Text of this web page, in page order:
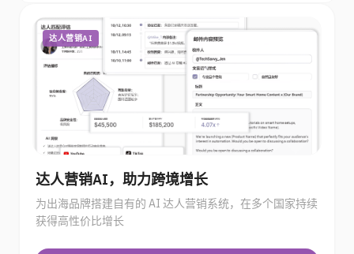
达人营销AI
达人营销AI，助力跨境增长
为出海品牌搭建自有的 AI 达人营销系统，在多个国家持续
获得高性价比增长